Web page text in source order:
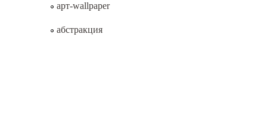
арт-wallpaper
абстракция